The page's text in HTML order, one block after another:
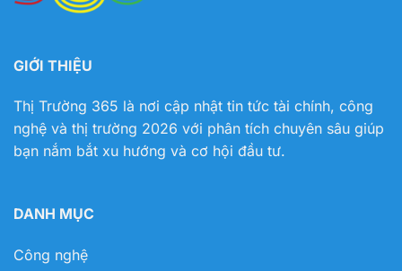
GIỚI THIỆU
Thị Trường 365 là nơi cập nhật tin tức tài chính, công
nghệ và thị trường 2026 với phân tích chuyên sâu giúp
bạn nắm bắt xu hướng và cơ hội đầu tư.
DANH MỤC
Công nghệ